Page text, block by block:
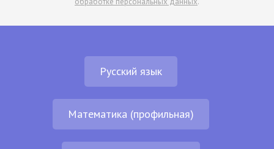
Русский язык
Математика (профильная)